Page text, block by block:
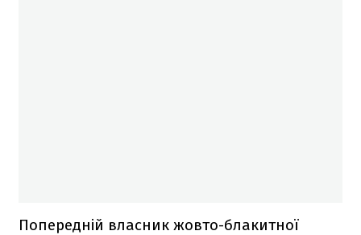
Попередній власник жовто-блакитної